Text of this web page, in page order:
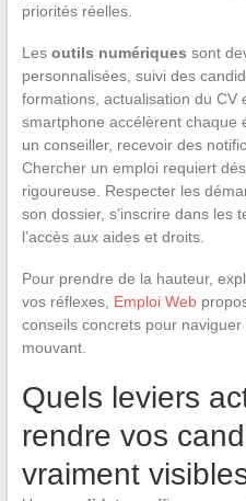
priorités réelles.
Les outils numériques sont
personnalisées, suivi des
formations, actualisation du CV
smartphone accélèrent chaque
un conseiller, recevoir des
Chercher un emploi requiert
rigoureuse. Respecter les
son dossier, s’inscrire dans les
l’accès aux aides et droits.
Pour prendre de la hauteur,
vos réflexes, Emploi Web
conseils concrets pour
mouvant.
Quels leviers
rendre vos
vraiment